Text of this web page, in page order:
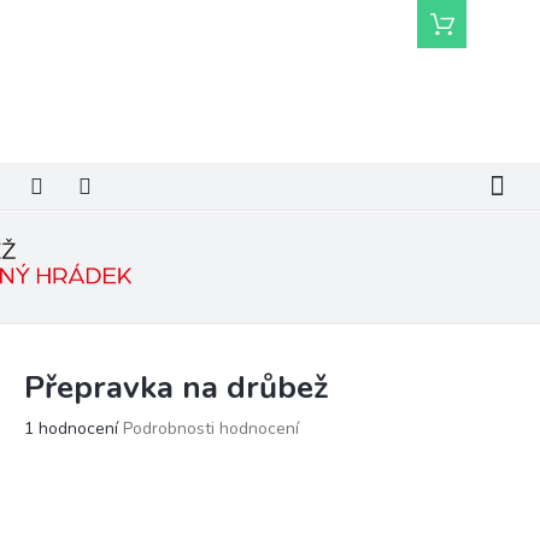
Nákupní
košík
Přepravka na drůbež
Průměrné
1 hodnocení Podrobnosti hodnocení